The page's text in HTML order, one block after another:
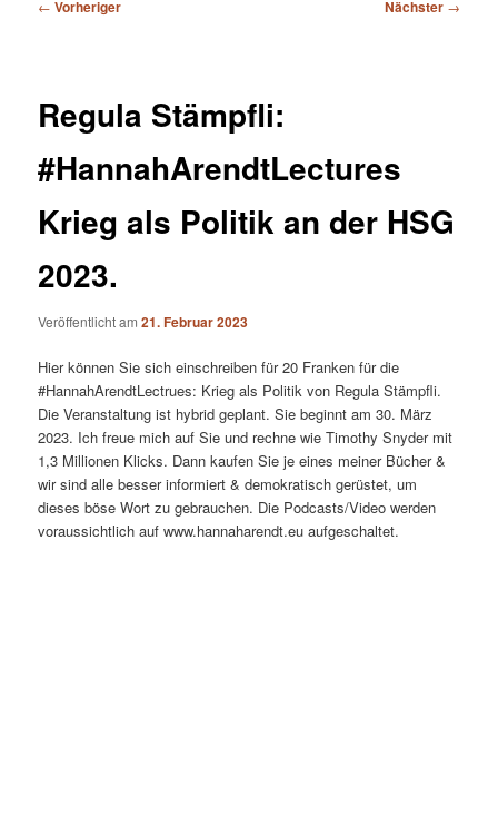
← Vorheriger Nächster →
Regula Stämpfli:
#HannahArendtLectures
Krieg als Politik an der HSG
2023.
Veröffentlicht am21. Februar 2023
Hier können Sie sich einschreiben für 20 Franken für die
#HannahArendtLectrues: Krieg als Politik von Regula Stämpfli.
Die Veranstaltung ist hybrid geplant. Sie beginnt am 30. März
2023. Ich freue mich auf Sie und rechne wie Timothy Snyder mit
1,3 Millionen Klicks. Dann kaufen Sie je eines meiner Bücher &
wir sind alle besser informiert & demokratisch gerüstet, um
dieses böse Wort zu gebrauchen. Die Podcasts/Video werden
voraussichtlich auf www.hannaharendt.eu aufgeschaltet.